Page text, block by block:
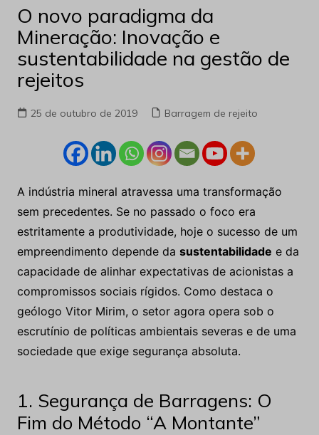
O novo paradigma da
Mineração: Inovação e
sustentabilidade na gestão de
rejeitos
25 de outubro de 2019 Barragem de rejeito
A indústria mineral atravessa uma transformação
sem precedentes. Se no passado o foco era
estritamente a produtividade, hoje o sucesso de um
empreendimento depende da sustentabilidade e da
capacidade de alinhar expectativas de acionistas a
compromissos sociais rígidos. Como destaca o
geólogo Vitor Mirim, o setor agora opera sob o
escrutínio de políticas ambientais severas e de uma
sociedade que exige segurança absoluta.
1. Segurança de Barragens: O
Fim do Método “A Montante”